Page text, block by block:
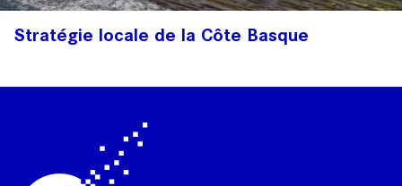
Stratégie locale de la Côte Basque